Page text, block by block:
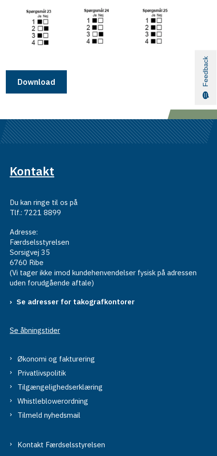
Download
Kontakt
Du kan ringe til os på
Tlf.: 7221 8899
Adresse:
Færdselsstyrelsen
Sorsigvej 35
6760 Ribe
(Vi tager ikke imod kundehenvendelser fysisk på adressen
uden forudgående aftale)
Se adresser for takografkontorer
Se åbningstider
Økonomi og fakturering
Privatlivspolitik
Tilgængelighedserklæring
Whistleblowerordning
Tilmeld nyhedsmail
Kontakt Færdselsstyrelsen
Feedback